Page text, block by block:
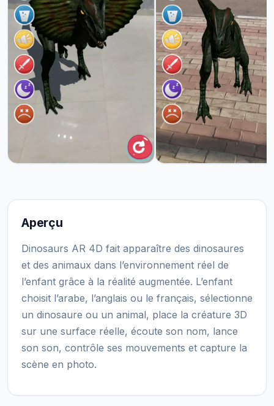
Aperçu
Dinosaurs AR 4D fait apparaître des dinosaures
et des animaux dans l’environnement réel de
l’enfant grâce à la réalité augmentée. L’enfant
choisit l’arabe, l’anglais ou le français, sélectionne
un dinosaure ou un animal, place la créature 3D
sur une surface réelle, écoute son nom, lance
son son, contrôle ses mouvements et capture la
scène en photo.